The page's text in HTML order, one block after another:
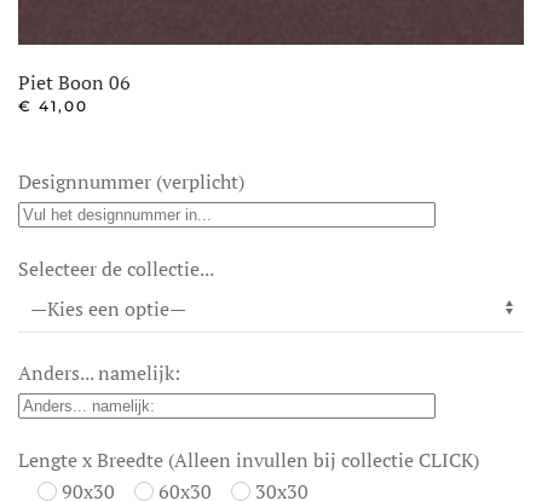
Piet Boon 06
€ 41,00
Designnummer (verplicht)
Selecteer de collectie...
Anders... namelijk:
Lengte x Breedte (Alleen invullen bij collectie CLICK)
90x30
60x30 30x30